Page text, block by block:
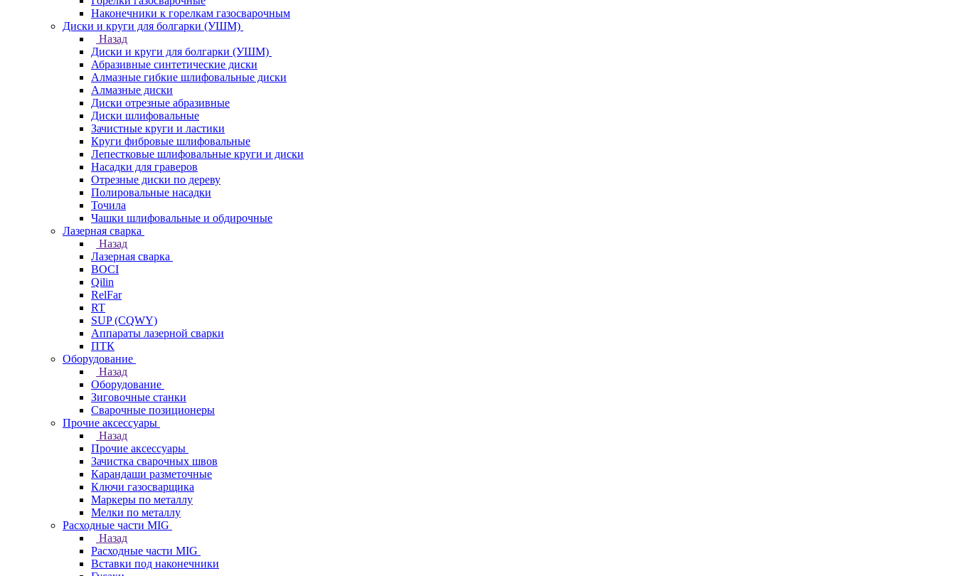
Наконечники к горелкам газосварочным
Диски и круги для болгарки (УШМ)
Назад
Диски и круги для болгарки (УШМ)
Абразивные синтетические диски
Алмазные гибкие шлифовальные диски
Алмазные диски
Диски отрезные абразивные
Диски шлифовальные
Зачистные круги и ластики
Круги фибровые шлифовальные
Лепестковые шлифовальные круги и диски
Насадки для граверов
Отрезные диски по дереву
Полировальные насадки
Точила
Чашки шлифовальные и обдирочные
Лазерная сварка
Назад
Лазерная сварка
BOCI
Qilin
RelFar
RT
SUP (CQWY)
Аппараты лазерной сварки
ПТК
Оборудование
Назад
Оборудование
Зиговочные станки
Сварочные позиционеры
Прочие аксессуары
Назад
Прочие аксессуары
Зачистка сварочных швов
Карандаши разметочные
Ключи газосварщика
Маркеры по металлу
Мелки по металлу
Расходные части MIG
Назад
Расходные части MIG
Вставки под наконечники